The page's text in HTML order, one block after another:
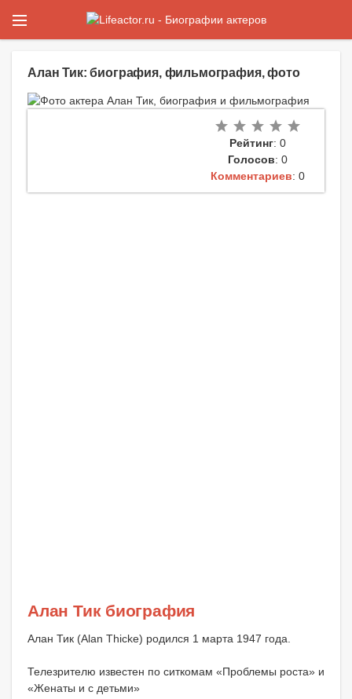
Алан Тик: биография, фильмография, фото
Рейтинг: 0
Голосов: 0
Комментариев: 0
Алан Тик биография
Алан Тик (Alan Thicke) родился 1 марта 1947 года.
Телезрителю известен по ситкомам «Проблемы роста» и
«Женаты и с детьми»